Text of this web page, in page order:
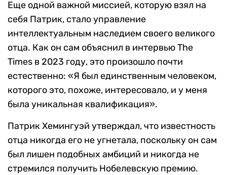
Еще одной важной миссией, которую взял на
себя Патрик, стало управление
интеллектуальным наследием своего великого
отца. Как он сам объяснил в интервью The
Times в 2023 году, это произошло почти
естественно: «Я был единственным человеком,
которого это, похоже, интересовало, и у меня
была уникальная квалификация».
Патрик Хемингуэй утверждал, что известность
отца никогда его не угнетала, поскольку он сам
был лишен подобных амбиций и никогда не
стремился получить Нобелевскую премию.